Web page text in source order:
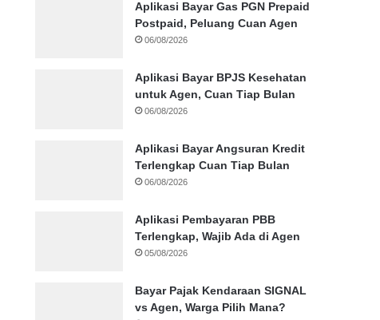
Aplikasi Bayar Gas PGN Prepaid
Postpaid, Peluang Cuan Agen
06/08/2026
Aplikasi Bayar BPJS Kesehatan
untuk Agen, Cuan Tiap Bulan
06/08/2026
Aplikasi Bayar Angsuran Kredit
Terlengkap Cuan Tiap Bulan
06/08/2026
Aplikasi Pembayaran PBB
Terlengkap, Wajib Ada di Agen
05/08/2026
Bayar Pajak Kendaraan SIGNAL
vs Agen, Warga Pilih Mana?